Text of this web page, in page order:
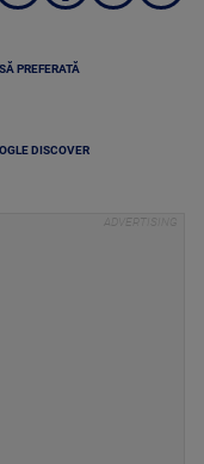
PREFERATĂ
DISCOVER